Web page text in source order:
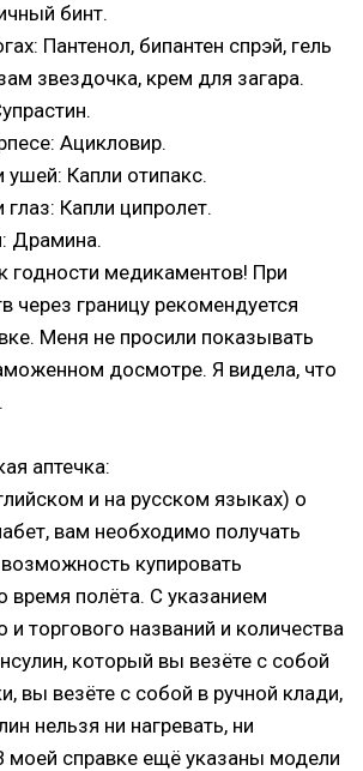
бинт.
Пантенол, бипантен спрэй, гель
звездочка, крем для загара.
Ацикловир.
ушей: Капли отипакс.
Капли ципролет.
Драмина.
годности медикаментов! При
через границу рекомендуется
Меня не просили показывать
досмотре. Я видела, что
аптечка:
и на русском языках) о
вам необходимо получать
купировать
время полёта. С указанием
торгового названий и количества
который вы везёте с собой
вы везёте с собой в ручной клади,
нельзя ни нагревать, ни
моей справке ещё указаны модели